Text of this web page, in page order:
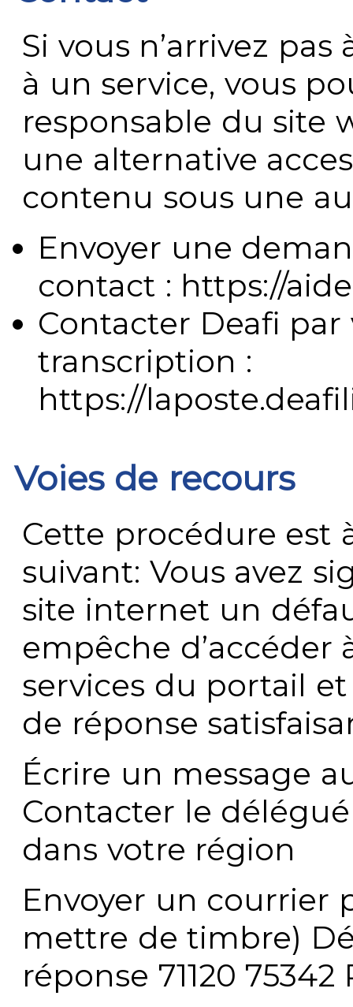
Si vous n’arrivez
à un service, vous
responsable du site
une alternative
contenu sous une
Envoyer une
contact : https://
Contacter Deafi
transcription :
https://
Voies de recours
Cette procédure est
suivant: Vous avez
site internet un
empêche
services du portail
de réponse
Écrire un message
Contacter le
dans votre région
Envoyer un courrier
mettre de timbre)
réponse 71120 75342